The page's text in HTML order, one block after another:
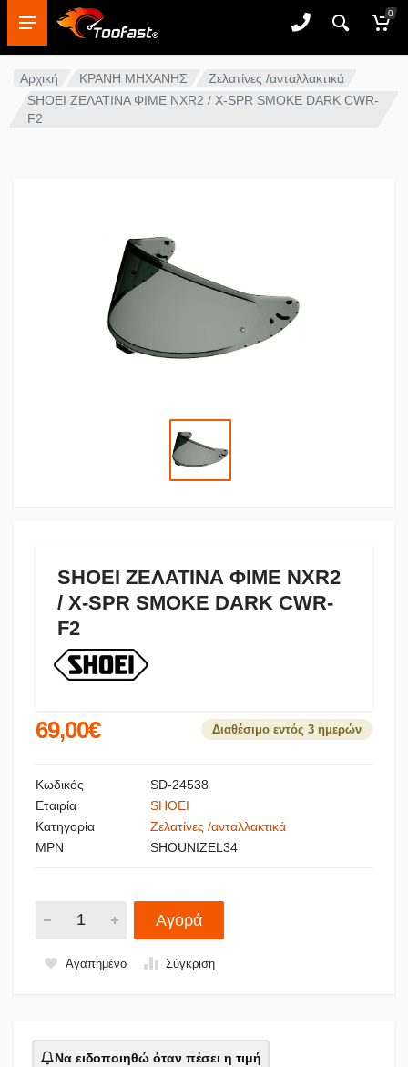
0
Αρχική ΚΡΑΝΗ ΜΗΧΑΝΗΣ
Ζελατίνες /ανταλλακτικά
SHOEI ΖΕΛΑΤΙΝΑ ΦΙΜΕ NXR2 / Χ-SPR SMOKE DARK CWR-
F2
SHOEI ΖΕΛΑΤΙΝΑ ΦΙΜΕ NXR2
/ Χ-SPR SMOKE DARK CWR-
F2
69,00€ Διαθέσιμο εντός 3 ημερών
Κωδικός
SD-24538
Εταιρία
SHOEI
Κατηγορία
Ζελατίνες /ανταλλακτικά
MPN
SHOUNIZEL34
Αγορά
Αγαπημένο Σύγκριση
Να ειδοποιηθώ όταν πέσει η τιμή